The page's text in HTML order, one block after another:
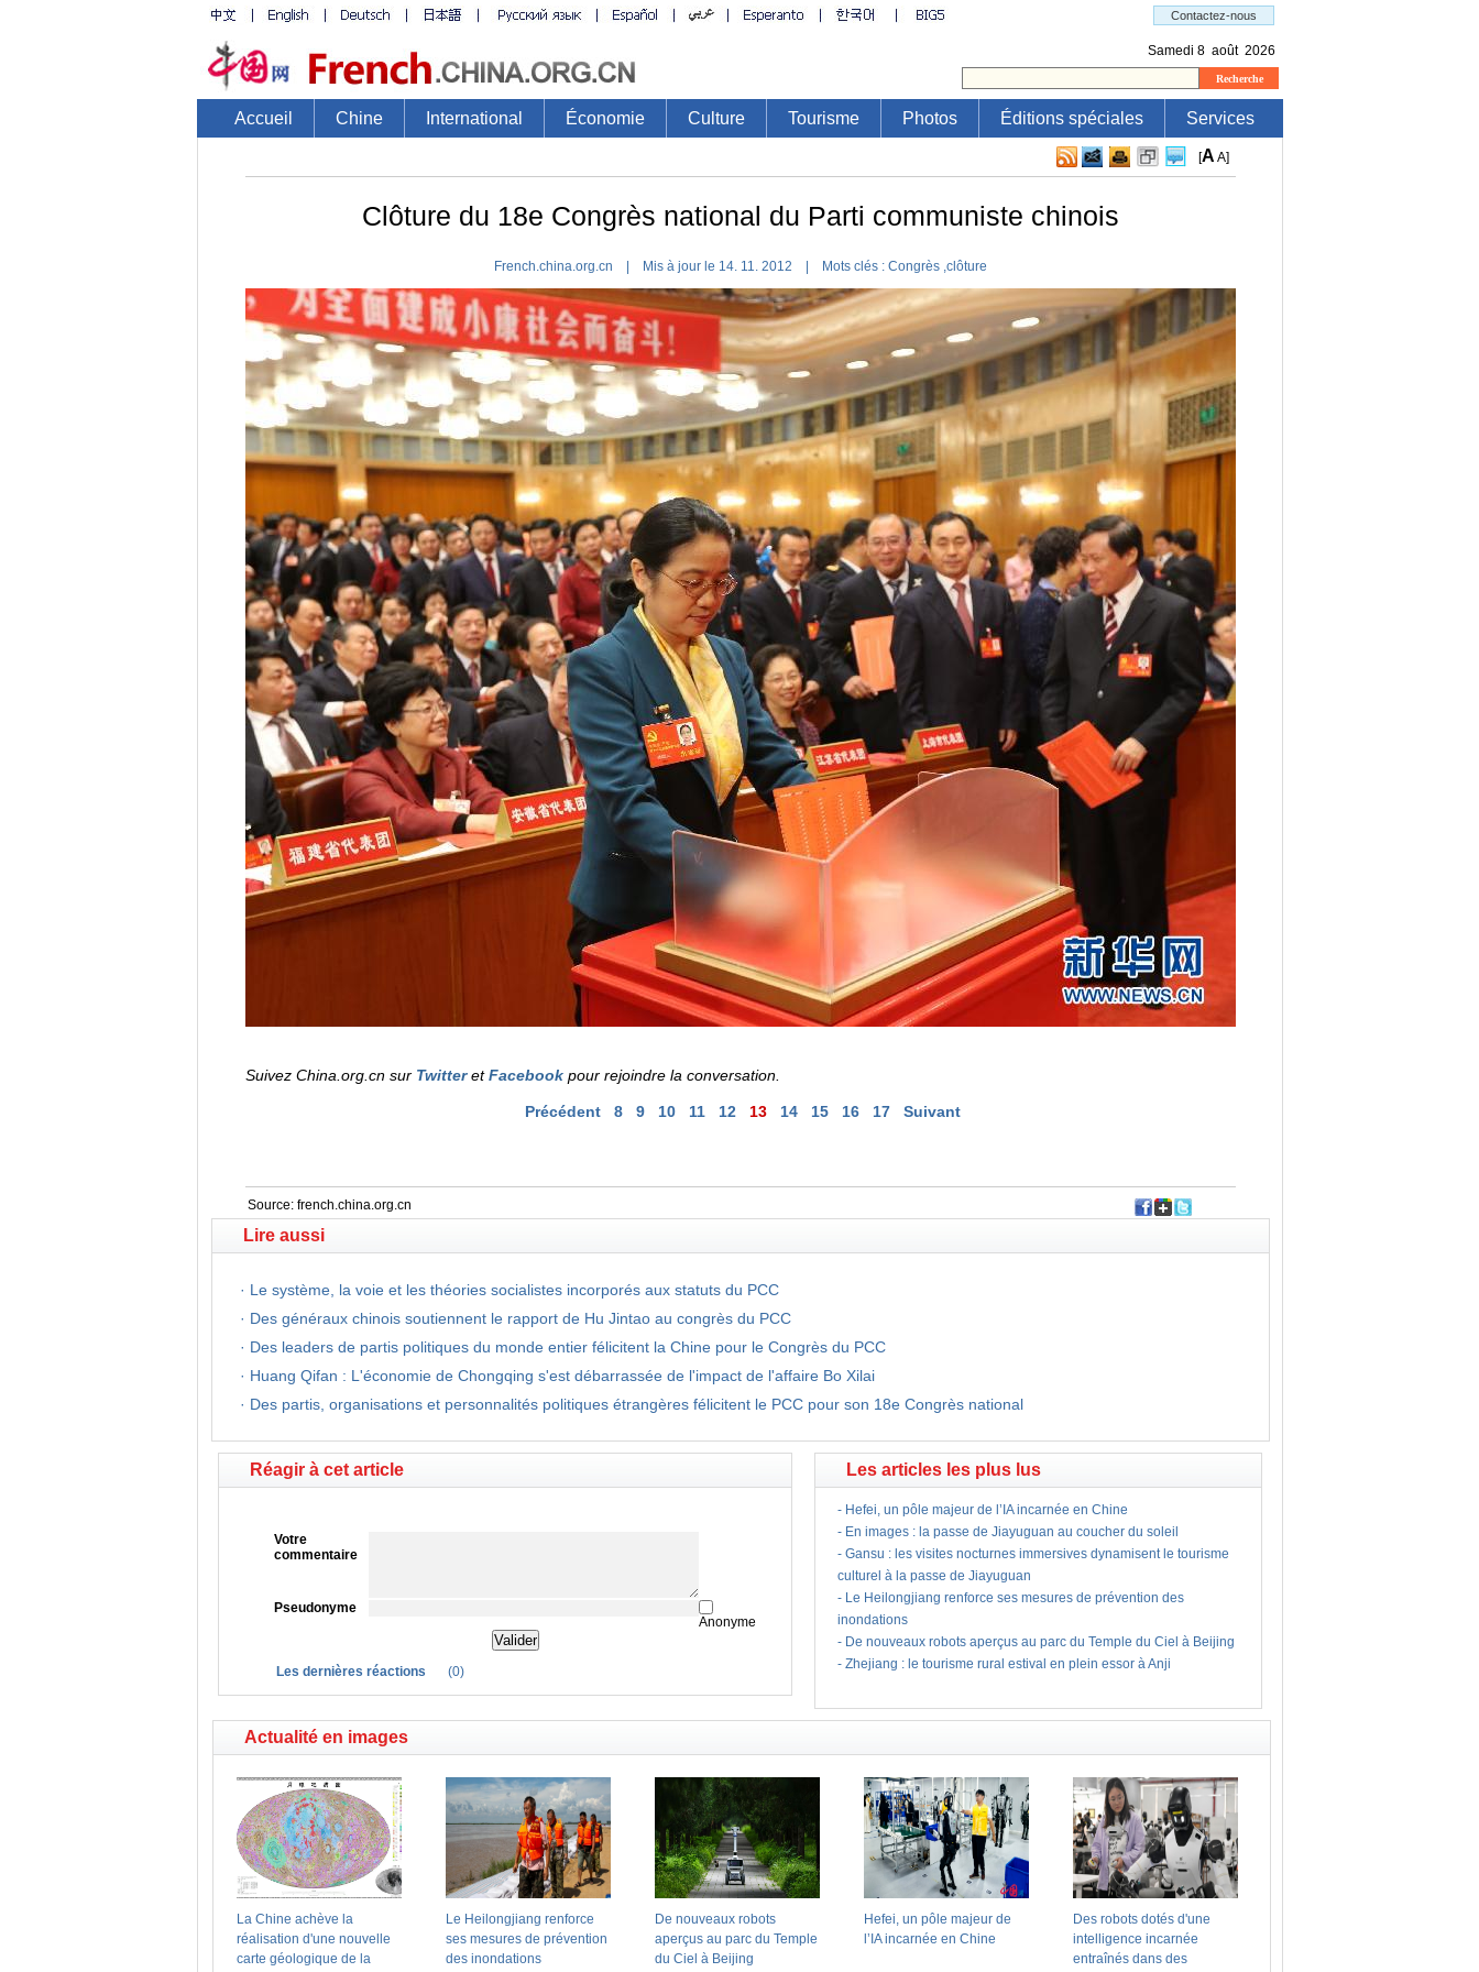
Accueil Chine International Économie Culture Tourisme Photos Éditions spéciales Services
[A A]
Clôture du 18e Congrès national du Parti communiste chinois
French.china.org.cn | Mis à jour le 14. 11. 2012 | Mots clés : Congrès ,clôture
Suivez China.org.cn sur TwitteretFacebookpour rejoindre la conversation.
Précédent 8 9 10 11 12 13 14 15 16 17 Suivant
Source: french.china.org.cn
Lire aussi
· Le système, la voie et les théories socialistes incorporés aux statuts du PCC
· Des généraux chinois soutiennent le rapport de Hu Jintao au congrès du PCC
· Des leaders de partis politiques du monde entier félicitent la Chine pour le Congrès du PCC
· Huang Qifan : L'économie de Chongqing s'est débarrassée de l'impact de l'affaire Bo Xilai
· Des partis, organisations et personnalités politiques étrangères félicitent le PCC pour son 18e Congrès national
Réagir à cet article
Votre
commentaire
Pseudonyme
Anonyme
Les dernières réactions (0)
Les articles les plus lus
- Hefei, un pôle majeur de l’IA incarnée en Chine
- En images : la passe de Jiayuguan au coucher du soleil
- Gansu : les visites nocturnes immersives dynamisent le tourisme
culturel à la passe de Jiayuguan
- Le Heilongjiang renforce ses mesures de prévention des
inondations
- De nouveaux robots aperçus au parc du Temple du Ciel à Beijing
- Zhejiang : le tourisme rural estival en plein essor à Anji